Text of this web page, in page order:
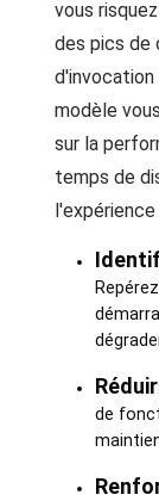
vous
des pics de
modèle
sur la
temps de
de